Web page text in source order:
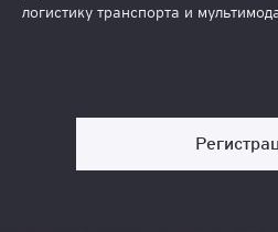
логистику транспорта и